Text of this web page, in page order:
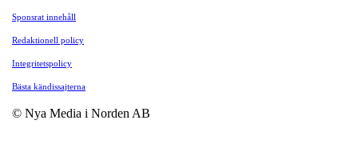
Sponsrat innehåll
Redaktionell policy
Integritetspolicy
Bästa kändissajterna
© Nya Media i Norden AB